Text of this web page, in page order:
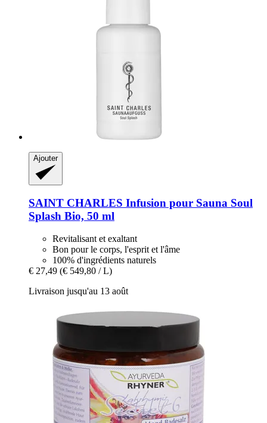
Ajouter
SAINT CHARLES Infusion pour Sauna Soul
Splash Bio, 50 ml
Revitalisant et exaltant
Bon pour le corps, l'esprit et l'âme
100% d'ingrédients naturels
€ 27,49 (€ 549,80 / L)
Livraison jusqu'au 13 août